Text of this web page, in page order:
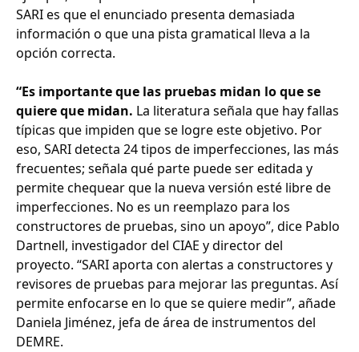
SARI es que el enunciado presenta demasiada
información o que una pista gramatical lleva a la
opción correcta.
“Es importante que las pruebas midan lo que se
quiere que midan. La literatura señala que hay fallas
típicas que impiden que se logre este objetivo. Por
eso, SARI detecta 24 tipos de imperfecciones, las más
frecuentes; señala qué parte puede ser editada y
permite chequear que la nueva versión esté libre de
imperfecciones. No es un reemplazo para los
constructores de pruebas, sino un apoyo”, dice Pablo
Dartnell, investigador del CIAE y director del
proyecto. “SARI aporta con alertas a constructores y
revisores de pruebas para mejorar las preguntas. Así
permite enfocarse en lo que se quiere medir”, añade
Daniela Jiménez, jefa de área de instrumentos del
DEMRE.